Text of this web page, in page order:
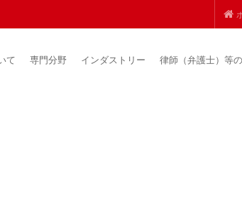
て 専門分野 インダストリー 律師（弁護士）等